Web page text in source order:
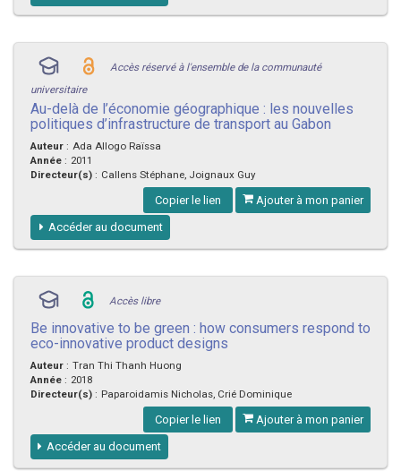
Accès réservé à l'ensemble de la communauté
universitaire
Au-delà de l’économie géographique : les nouvelles
politiques d’infrastructure de transport au Gabon
Auteur : Ada Allogo Raïssa
Année : 2011
Directeur(s) : Callens Stéphane, Joignaux Guy
Copier le lien Ajouter à mon panier
Accéder au document
Accès libre
Be innovative to be green : how consumers respond to
eco-innovative product designs
Auteur : Tran Thi Thanh Huong
Année : 2018
Directeur(s) : Paparoidamis Nicholas, Crié Dominique
Copier le lien Ajouter à mon panier
Accéder au document